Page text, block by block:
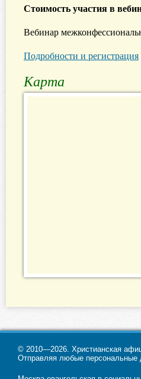
Стоимость участия в
Вебинар
Подробности и регистрация
Карта
© 2010—2026. Христианская
Отправляя любые персональные